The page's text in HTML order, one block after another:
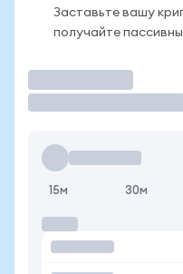
Заставьте вашу
получайте
15м 30м